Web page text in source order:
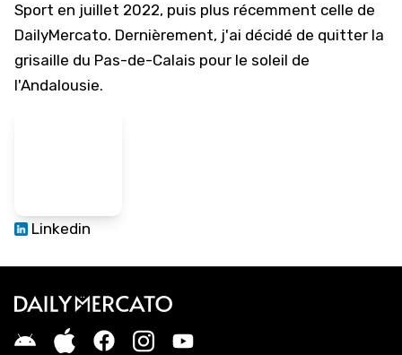
Sport en juillet 2022, puis plus récemment celle de
DailyMercato. Dernièrement, j'ai décidé de quitter la
grisaille du Pas-de-Calais pour le soleil de
l'Andalousie.
Linkedin